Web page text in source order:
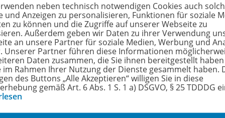
Set Flüster-Würfel 6-tlg. Englisch -
Geschichten, 4 cm
Lieferbar
neben technisch notwendigen Cookies auch
und Anzeigen zu personalisieren, Funktionen für soziale
zu können und die Zugriffe auf unserer Webseite zu
Außerdem geben wir Daten zu ihrer Verwendung
an unsere Partner für soziale Medien, Werbung und
Unserer Partner führen diese Informationen
Daten zusammen, die Sie ihnen bereitgestellt
im Rahmen Ihrer Nutzung der Dienste gesammelt haben.
des Buttons „Alle Akzeptieren“ willigen Sie in diese
gemäß Art. 6 Abs. 1 S. 1 a) DSGVO, § 25 TDDDG